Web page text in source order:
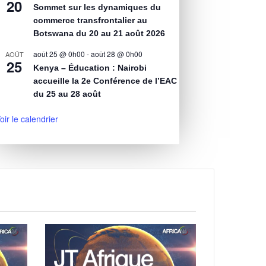
20
Sommet sur les dynamiques du
commerce transfrontalier au
Botswana du 20 au 21 août 2026
AOÛT
25
août 25 @ 0h00 -août 28 @ 0h00
Kenya – Éducation : Nairobi
accueille la 2e Conférence de l’EAC
du 25 au 28 août
le calendrier